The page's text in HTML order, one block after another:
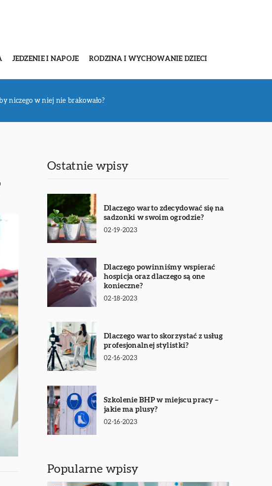
JEDZENIE I NAPOJE RODZINA I WYCHOWANIE DZIECI
niczego w niej nie brakowało?
Ostatnie wpisy
Dlaczego warto zdecydować się na
sadzonki w swoim ogrodzie?
02-19-2023
Dlaczego powinniśmy wspierać
hospicja oraz dlaczego są one
konieczne?
02-18-2023
Dlaczego warto skorzystać z usług
profesjonalnej stylistki?
02-16-2023
Szkolenie BHP w miejscu pracy –
jakie ma plusy?
02-16-2023
Popularne wpisy